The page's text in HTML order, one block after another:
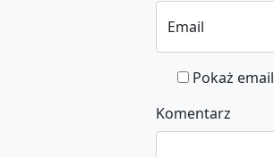
Email
Pokaż email
Komentarz